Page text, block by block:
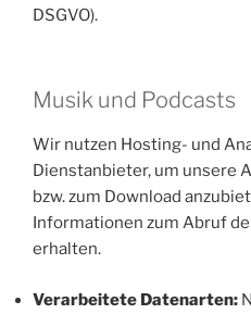
DSGVO).
Musik und Podcasts
Wir nutzen Hosting- und
Dienstanbieter, um unsere
bzw. zum Download
Informationen zum Abruf
erhalten.
Verarbeitete Datenarten: